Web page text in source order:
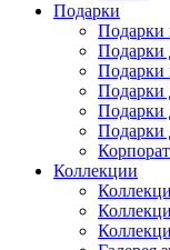
Подарки
Подарки
Подарки
Подарки
Подарки
Подарки
Подарки
Коллекции